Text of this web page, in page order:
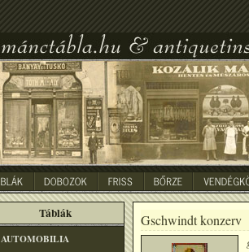
Táblák
AUTOMOBILIA
Gschwindt konzerv